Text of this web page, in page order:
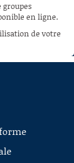
groupes
en ligne.
de votre